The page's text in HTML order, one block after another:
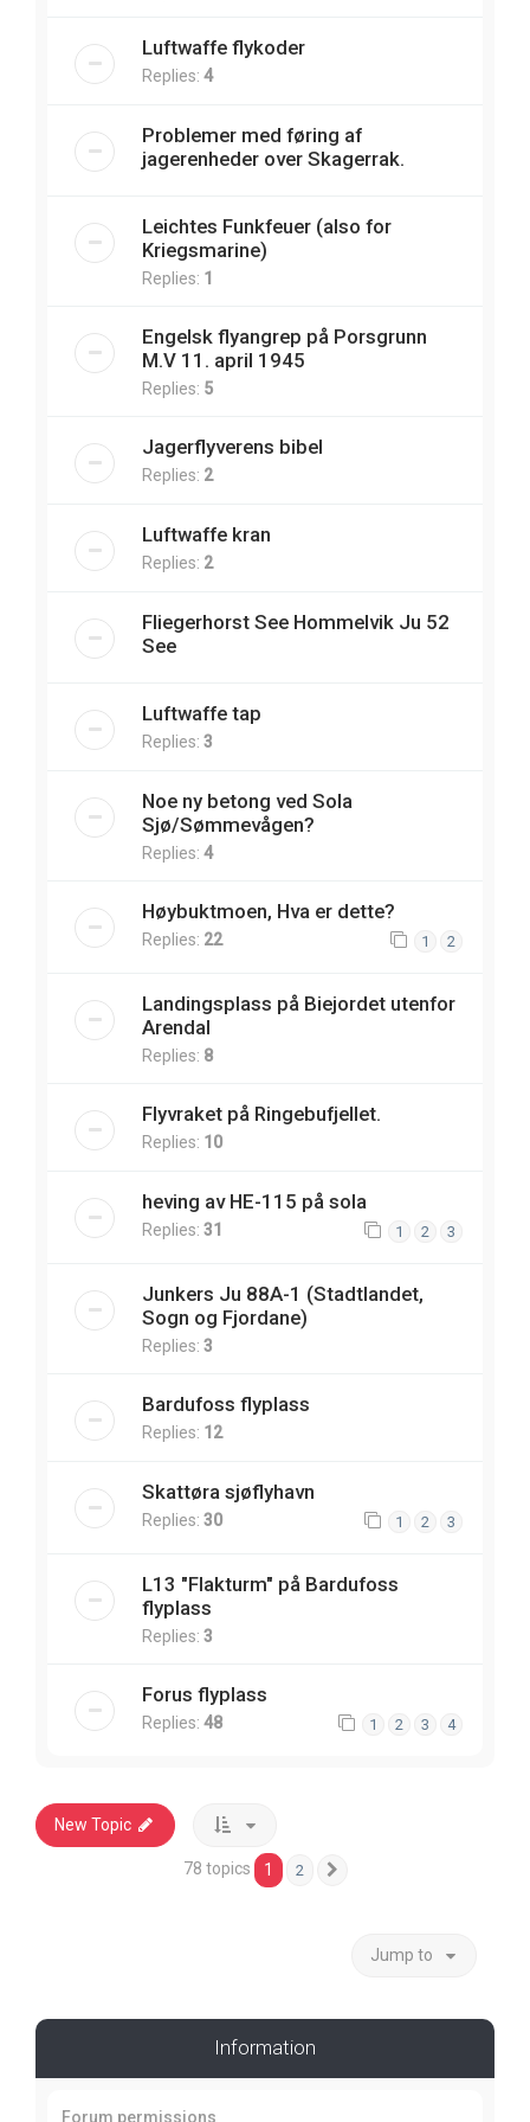
Luftwaffe flykoder
Replies: 4
Problemer med føring af
jagerenheder over Skagerrak.
Leichtes Funkfeuer (also for
Kriegsmarine)
Replies: 1
Engelsk flyangrep på Porsgrunn
M.V 11. april 1945
Replies: 5
Jagerflyverens bibel
Replies: 2
Luftwaffe kran
Replies: 2
Fliegerhorst See Hommelvik Ju 52
See
Luftwaffe tap
Replies: 3
Noe ny betong ved Sola
Sjø/Sømmevågen?
Replies: 4
Høybuktmoen, Hva er dette?
Replies: 22 1 2
Landingsplass på Biejordet utenfor
Arendal
Replies: 8
Flyvraket på Ringebufjellet.
Replies: 10
heving av HE-115 på sola
Replies: 31 1 2 3
Junkers Ju 88A-1 (Stadtlandet,
Sogn og Fjordane)
Replies: 3
Bardufoss flyplass
Replies: 12
Skattøra sjøflyhavn
Replies: 30 1 2 3
L13 "Flakturm" på Bardufoss
flyplass
Replies: 3
Forus flyplass
Replies: 48 1 2 3 4
New Topic
78 topics 1 2
Jump to
Information
Forum permissions